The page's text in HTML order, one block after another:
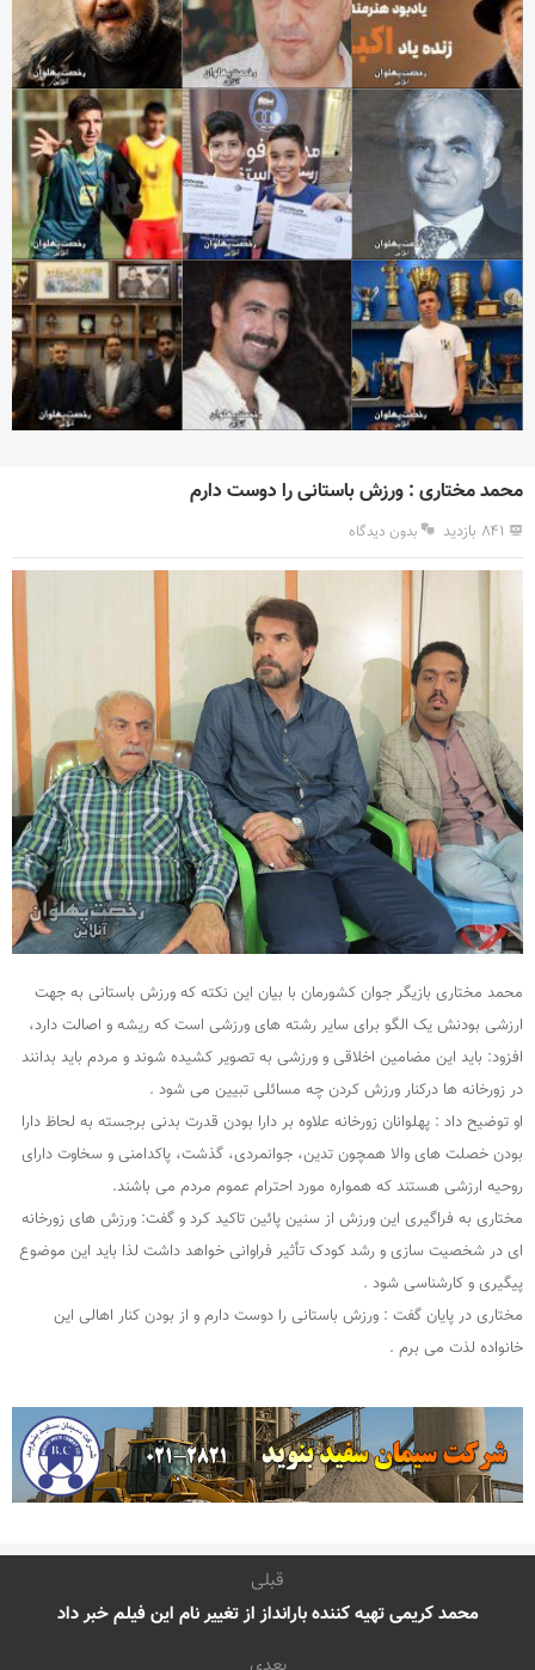
محمد مختاری : ورزش باستانی را دوست دارم
۸۴۱ بازدید بدون دیدگاه
محمد مختاری بازیگر جوان کشورمان با بیان این نکته که ورزش باستانی به جهت
ارزشی بودنش یک الگو برای سایر رشته های ورزشی است که ریشه و اصالت دارد،
افزود: باید این مضامین اخلاقی و ورزشی به تصویر کشیده شوند و مردم باید بدانند
در زورخانه ها درکنار ورزش کردن چه مسائلی تبیین می شود .
او توضیح داد : پهلوانان زورخانه علاوه بر دارا بودن قدرت بدنی برجسته به لحاظ دارا
بودن خصلت های والا همچون تدین، جوانمردی، گذشت، پاکدامنی و سخاوت دارای
روحیه ارزشی هستند که همواره مورد احترام عموم مردم می باشند.
مختاری به فراگیری این ورزش از سنین پائین تاکید کرد و گفت: ورزش های زورخانه
ای در شخصیت‌ سازی و رشد کودک تأثیر فراوانی خواهد داشت لذا باید این موضوع
پیگیری و کارشناسی شود .
مختاری در پایان گفت : ورزش باستانی را دوست دارم و از بودن کنار اهالی این
خانواده لذت می برم .
قبلی
محمد کریمی تهیه کننده بارانداز از تغییر نام این فیلم خبر داد